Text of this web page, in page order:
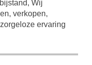
Wij
verkopen,
ervaring